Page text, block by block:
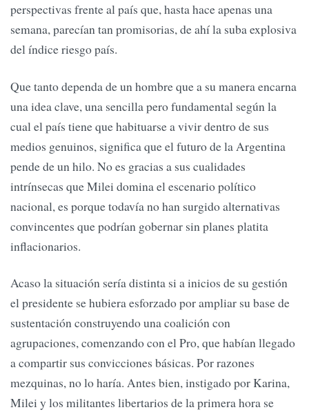
perspectivas frente al país que, hasta hace apenas una
semana, parecían tan promisorias, de ahí la suba explosiva
del índice riesgo país.
Que tanto dependa de un hombre que a su manera encarna
una idea clave, una sencilla pero fundamental según la
cual el país tiene que habituarse a vivir dentro de sus
medios genuinos, significa que el futuro de la Argentina
pende de un hilo. No es gracias a sus cualidades
intrínsecas que Milei domina el escenario político
nacional, es porque todavía no han surgido alternativas
convincentes que podrían gobernar sin planes platita
inflacionarios.
Acaso la situación sería distinta si a inicios de su gestión
el presidente se hubiera esforzado por ampliar su base de
sustentación construyendo una coalición con
agrupaciones, comenzando con el Pro, que habían llegado
a compartir sus convicciones básicas. Por razones
mezquinas, no lo haría. Antes bien, instigado por Karina,
Milei y los militantes libertarios de la primera hora se